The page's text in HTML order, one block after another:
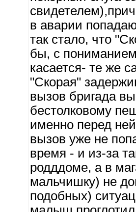
в аварии
так стало, что
бы, с пониманием
касается- те же
"Скорая"
вызов бригада
бестолковому
именно перед
вызов уже не
время - и из-за
родддоме, а в
мальчишку) не
подобных)